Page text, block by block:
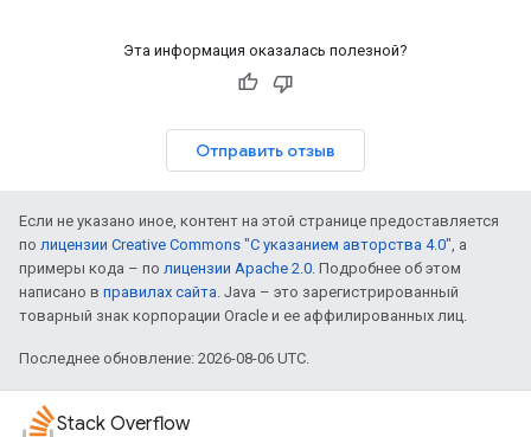
Эта информация оказалась полезной?
Отправить отзыв
Если не указано иное, контент на этой странице предоставляется
по лицензии Creative Commons "С указанием авторства 4.0", а
примеры кода – по лицензии Apache 2.0. Подробнее об этом
написано в правилах сайта. Java – это зарегистрированный
товарный знак корпорации Oracle и ее аффилированных лиц.
Последнее обновление: 2026-08-06 UTC.
Stack Overflow